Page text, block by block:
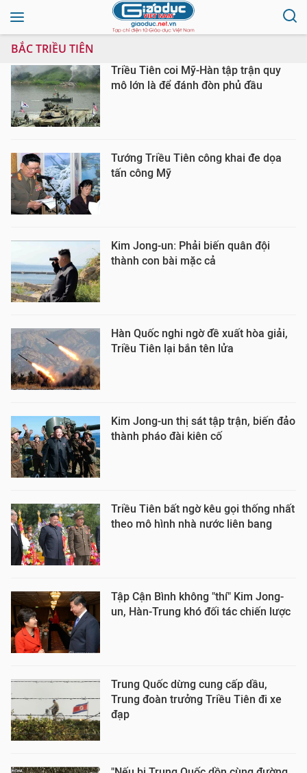
BẮC TRIỀU TIÊN
Triều Tiên coi Mỹ-Hàn tập trận quy
mô lớn là để đánh đòn phủ đầu
Tướng Triều Tiên công khai đe dọa
tấn công Mỹ
Kim Jong-un: Phải biến quân đội
thành con bài mặc cả
Hàn Quốc nghi ngờ đề xuất hòa giải,
Triều Tiên lại bắn tên lửa
Kim Jong-un thị sát tập trận, biến đảo
thành pháo đài kiên cố
Triều Tiên bất ngờ kêu gọi thống nhất
theo mô hình nhà nước liên bang
Tập Cận Bình không "thí" Kim Jong-
un, Hàn-Trung khó đối tác chiến lược
Trung Quốc dừng cung cấp dầu,
Trung đoàn trưởng Triều Tiên đi xe
đạp